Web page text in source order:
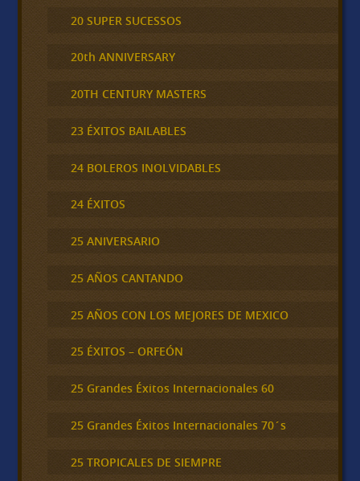
20 SUPER SUCESSOS
20th ANNIVERSARY
20TH CENTURY MASTERS
23 ÉXITOS BAILABLES
24 BOLEROS INOLVIDABLES
24 ÉXITOS
25 ANIVERSARIO
25 AÑOS CANTANDO
25 AÑOS CON LOS MEJORES DE MEXICO
25 ÉXITOS – ORFEÓN
25 Grandes Éxitos Internacionales 60
25 Grandes Éxitos Internacionales 70´s
25 TROPICALES DE SIEMPRE